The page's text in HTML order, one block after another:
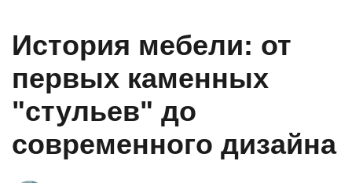
История мебели: от
первых каменных
"стульев" до
современного дизайна